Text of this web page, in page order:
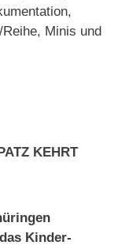
Minis und
KEHRT
Kinder-